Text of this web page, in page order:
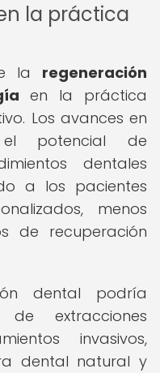
la práctica
la regeneración
en la práctica
Los avances en
potencial de
dentales
a los pacientes
menos
de recuperación
dental podría
extracciones
invasivos,
dental natural y